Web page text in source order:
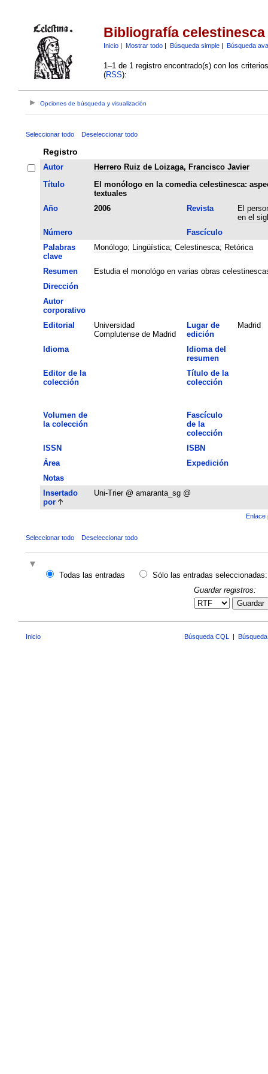
Bibliografía celestinesca
Inicio| Mostrar todo| Búsqueda simple| Búsqueda
1–1 de 1 registro encontrado(s) con los
(RSS):
Opciones de búsqueda y visualización
Seleccionar todo Deseleccionar todo
Registro
Autor
Herrero Ruiz de Loizaga, Francisco Javier
Título
El monólogo en la comedia celestinesca:
textuales
Año
2006 Revista
El
en el
Número
Fascículo
Palabras
clave
Monólogo; Lingüística; Celestinesca; Retórica
Resumen
Estudia el monológo en varias obras
Dirección
Autor
corporativo
Editorial
Universidad
Complutense de Madrid
Lugar de
edición
Madrid
Idioma
Idioma del
resumen
Editor de la
colección
Título de la
colección
Volumen de
la colección
Fascículo
de la
colección
ISSN
ISBN
Área
Expedición
Notas
Insertado
por
Uni-Trier @ amaranta_sg @
Enlace
Seleccionar todo Deseleccionar todo
Todas las entradas
Sólo las entradas seleccionadas:
Guardar registros:
Guardar
Inicio Búsqueda CQL